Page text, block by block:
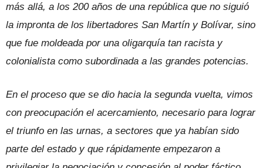
más allá, a los 200 años de una república que no siguió
la impronta de los libertadores San Martín y Bolívar, sino
que fue moldeada por una oligarquía tan racista y
colonialista como subordinada a las grandes potencias.
En el proceso que se dio hacia la segunda vuelta, vimos
con preocupación el acercamiento, necesario para lograr
el triunfo en las urnas, a sectores que ya habían sido
parte del estado y que rápidamente empezaron a